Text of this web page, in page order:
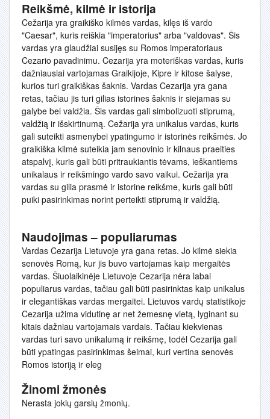
Reikšmė, kilmė ir istorija
Cežarija yra graikiško kilmės vardas, kilęs iš vardo
"Caesar", kuris reiškia "imperatorius" arba "valdovas". Šis
vardas yra glaudžiai susijęs su Romos imperatoriaus
Cezario pavadinimu. Cezarija yra moteriškas vardas, kuris
dažniausiai vartojamas Graikijoje, Kipre ir kitose šalyse,
kurios turi graikiškas šaknis. Vardas Cezarija yra gana
retas, tačiau jis turi gilias istorines šaknis ir siejamas su
galybe bei valdžia. Šis vardas gali simbolizuoti stiprumą,
valdžią ir išskirtinumą. Cežarija yra unikalus vardas, kuris
gali suteikti asmenybei ypatingumo ir istorinės reikšmės. Jo
graikiška kilmė suteikia jam senovinio ir kilnaus praeities
atspalvį, kuris gali būti pritraukiantis tėvams, ieškantiems
unikalaus ir reikšmingo vardo savo vaikui. Cežarija yra
vardas su gilia prasmė ir istorine reikšme, kuris gali būti
puiki pasirinkimas norint perteikti stiprumą ir valdžią.
Naudojimas – populiarumas
Vardas Cezarija Lietuvoje yra gana retas. Jo kilmė siekia
senovės Romą, kur jis buvo vartojamas kaip mergaitės
vardas. Šiuolaikinėje Lietuvoje Cezarija nėra labai
populiarus vardas, tačiau gali būti pasirinktas kaip unikalus
ir elegantiškas vardas mergaitei. Lietuvos vardų statistikoje
Cezarija užima vidutinę ar net žemesnę vietą, lyginant su
kitais dažniau vartojamais vardais. Tačiau kiekvienas
vardas turi savo unikalumą ir reikšmę, todėl Cezarija gali
būti ypatingas pasirinkimas šeimai, kuri vertina senovės
Romos istoriją ir eleg
Žinomi žmonės
Nerasta jokių garsių žmonių.